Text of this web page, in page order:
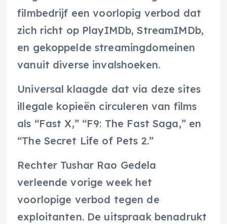
filmbedrijf een voorlopig verbod dat
zich richt op PlayIMDb, StreamIMDb,
en gekoppelde streamingdomeinen
vanuit diverse invalshoeken.
Universal klaagde dat via deze sites
illegale kopieën circuleren van films
als “Fast X,” “F9: The Fast Saga,” en
“The Secret Life of Pets 2.”
Rechter Tushar Rao Gedela
verleende vorige week het
voorlopige verbod tegen de
exploitanten. De uitspraak benadrukt